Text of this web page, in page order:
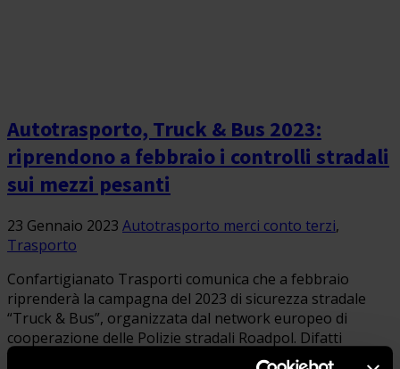
Autotrasporto, Truck & Bus 2023:
riprendono a febbraio i controlli stradali
sui mezzi pesanti
23 Gennaio 2023 Autotrasporto merci conto terzi,
Trasporto
Confartigianato Trasporti comunica che a febbraio
riprenderà la campagna del 2023 di sicurezza stradale
“Truck & Bus”, organizzata dal network europeo di
cooperazione delle Polizie stradali Roadpol. Difatti
Roadpol ha […]